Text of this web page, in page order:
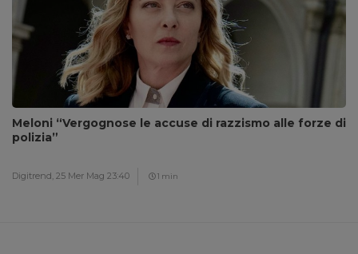
Meloni “Vergognose le accuse di razzismo alle forze di
polizia”
Digitrend, 25 Mer Mag 23:40 1 min